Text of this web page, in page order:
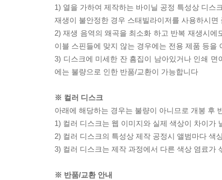
1) 열을 가하여 제작하는 바이닐 공정 특성상 디스
재생이 불안정한 경우 스태빌라이저를 사용하시
2) 재생 음역의 왜곡을 최소화 하고 반복 재생시
이블 스핀들에 맞지 않는 경우에는 전용 제품 등
3) 디스크에 미세한 잔 흠집이 남아있거나 인쇄
에는 불량으로 인한 반품/교환이 가능합니다
※ 컬러 디스크
아래에 해당하는 경우는 불량이 아니므로 개봉 후
1) 컬러 디스크는 웹 이미지와 실제 색상이 차이가
2) 컬러 디스크의 특성상 제작 공정시 앨범마다 색
3) 컬러 디스크는 제작 과정에서 다른 색상 염료가
※ 반품/교환 안내